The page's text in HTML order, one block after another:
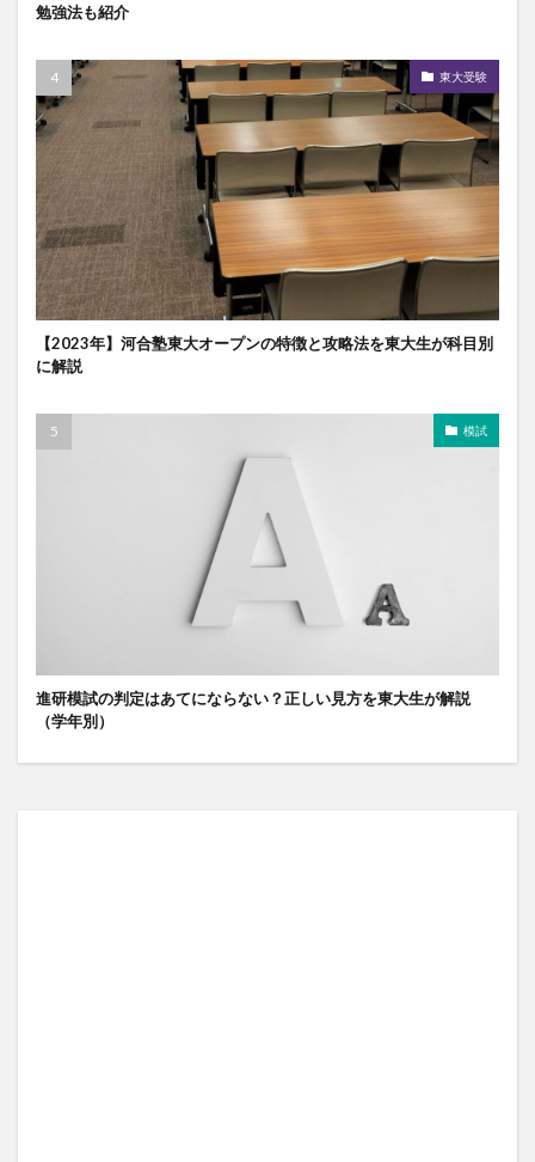
勉強法も紹介
東大受験
【2023年】河合塾東大オープンの特徴と攻略法を東大生が科目別
に解説
模試
進研模試の判定はあてにならない？正しい見方を東大生が解説
（学年別）